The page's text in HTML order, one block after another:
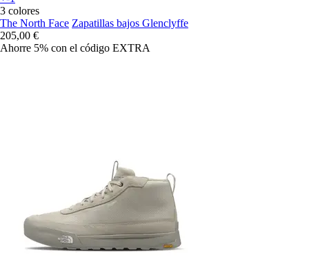
3 colores
The North Face Zapatillas bajos Glenclyffe
205,00 €
Ahorre 5% con el código EXTRA